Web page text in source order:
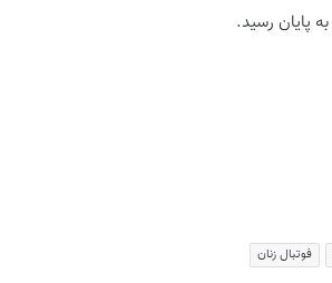
فوتبال زنان